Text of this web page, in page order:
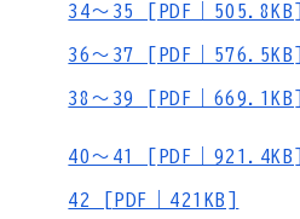
34～35 [PDF｜505.8KB]
36～37 [PDF｜576.5KB]
38～39 [PDF｜669.1KB]
40～41 [PDF｜921.4KB]
42 [PDF｜421KB]